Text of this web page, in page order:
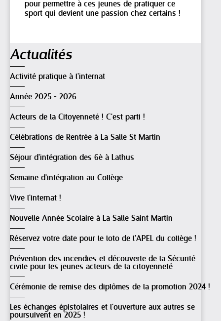
pour permettre à ces jeunes de pratiquer ce
sport qui devient une passion chez certains !
Actualités
Activité pratique à l'internat
Année 2025 - 2026
Acteurs de la Citoyenneté ! C'est parti !
Célébrations de Rentrée à La Salle St Martin
Séjour d'intégration des 6è à Lathus
Semaine d'intégration au Collège
Vive l'internat !
Nouvelle Année Scolaire à La Salle Saint Martin
Réservez votre date pour le loto de l'APEL du collège !
Prévention des incendies et découverte de la Sécurité
civile pour les jeunes acteurs de la citoyenneté
Cérémonie de remise des diplômes de la promotion 2024 !
Les échanges épistolaires et l'ouverture aux autres se
poursuivent en 2025 !